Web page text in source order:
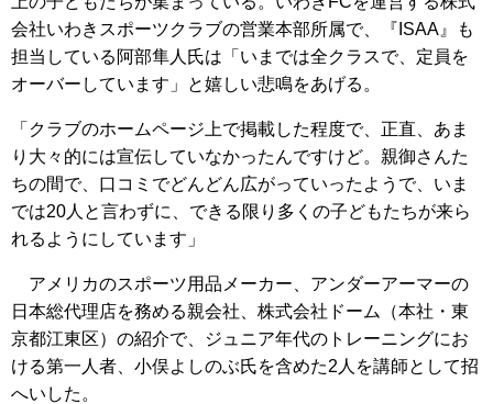
会社いわきスポーツクラブの営業本部所属で、『ISAA』も
担当している阿部隼人氏は「いまでは全クラスで、定員を
オーバーしています」と嬉しい悲鳴をあげる。
「クラブのホームページ上で掲載した程度で、正直、あま
り大々的には宣伝していなかったんですけど。親御さんた
ちの間で、口コミでどんどん広がっていったようで、いま
では20人と言わずに、できる限り多くの子どもたちが来ら
れるようにしています」
アメリカのスポーツ用品メーカー、アンダーアーマーの
日本総代理店を務める親会社、株式会社ドーム（本社・東
京都江東区）の紹介で、ジュニア年代のトレーニングにお
ける第一人者、小俣よしのぶ氏を含めた2人を講師として招
へいした。